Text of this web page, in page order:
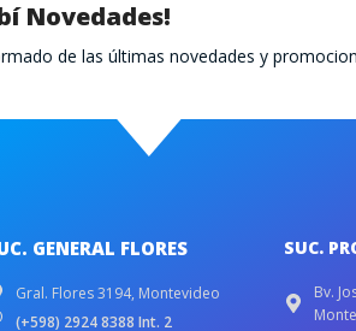
Novedades!
de las últimas novedades y
GENERAL FLORES
Gral. Flores 3194, Montevideo
(+598) 2924 8388 Int. 2
SUC.
Bv.